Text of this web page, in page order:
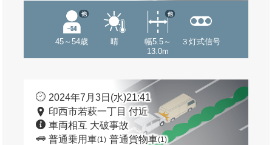
45～54歳
他
晴
幅5.5～
13.0m
他
３灯式信号
2024年7月3日(水)21:41
印西市若萩一丁目 付近
車両相互 大破事故
普通乗用車(1) 普通貨物車(1)